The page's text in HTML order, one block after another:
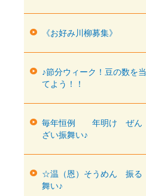
《お好み川柳募集》
♪節分ウィーク！豆の数を当
てよう！！
毎年恒例 年明け ぜん
ざい振舞い♪
☆温（恩）そうめん 振る
舞い♪